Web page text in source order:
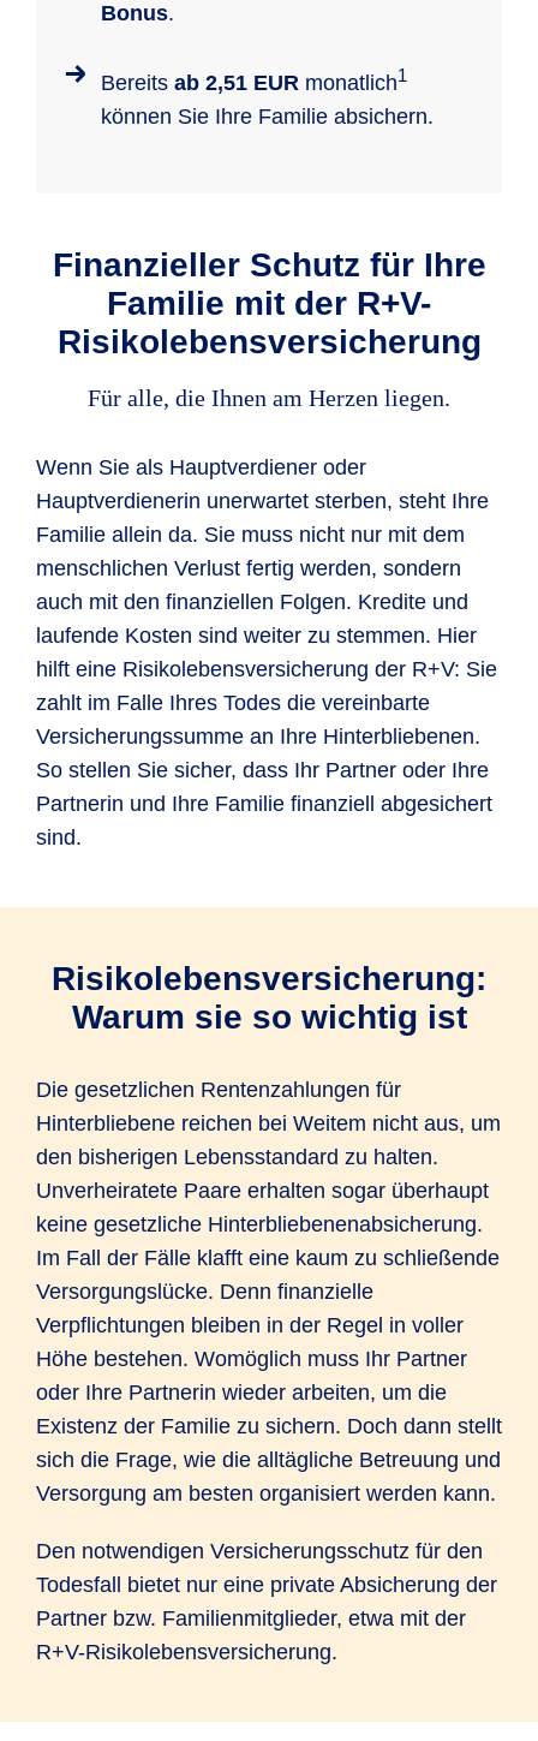
Bonus.
Bereits ab 2,51 EUR monatlich1
können Sie Ihre Familie absichern.
Finanzieller Schutz für Ihre
Familie mit der R+V-
Risikolebensversicherung
Für alle, die Ihnen am Herzen liegen.
Wenn Sie als Hauptverdiener oder
Hauptverdienerin unerwartet sterben, steht Ihre
Familie allein da. Sie muss nicht nur mit dem
menschlichen Verlust fertig werden, sondern
auch mit den finanziellen Folgen. Kredite und
laufende Kosten sind weiter zu stemmen. Hier
hilft eine Risikolebensversicherung der R+V: Sie
zahlt im Falle Ihres Todes die vereinbarte
Versicherungssumme an Ihre Hinterbliebenen.
So stellen Sie sicher, dass Ihr Partner oder Ihre
Partnerin und Ihre Familie finanziell abgesichert
sind.
Risikolebensversicherung:
Warum sie so wichtig ist
Die gesetzlichen Rentenzahlungen für
Hinterbliebene reichen bei Weitem nicht aus, um
den bisherigen Lebensstandard zu halten.
Unverheiratete Paare erhalten sogar überhaupt
keine gesetzliche Hinterbliebenenabsicherung.
Im Fall der Fälle klafft eine kaum zu schließende
Versorgungslücke. Denn finanzielle
Verpflichtungen bleiben in der Regel in voller
Höhe bestehen. Womöglich muss Ihr Partner
oder Ihre Partnerin wieder arbeiten, um die
Existenz der Familie zu sichern. Doch dann stellt
sich die Frage, wie die alltägliche Betreuung und
Versorgung am besten organisiert werden kann.
Den notwendigen Versicherungsschutz für den
Todesfall bietet nur eine private Absicherung der
Partner bzw. Familienmitglieder, etwa mit der
R+V-Risikolebensversicherung.